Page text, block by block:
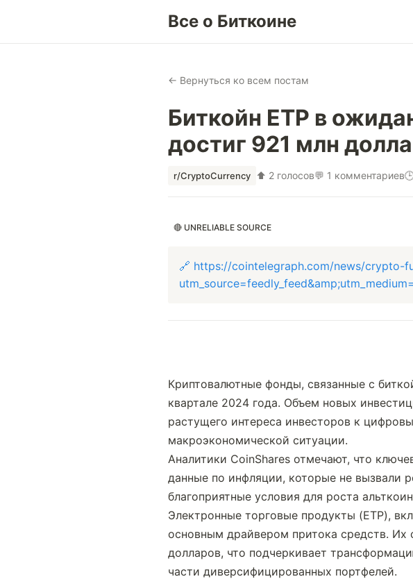
Все о Биткоине
← Вернуться ко всем постам
Биткойн ETP в
достиг 921 млн
r/CryptoCurrency ⬆ 2 голосов💬 1 комментариев
🔴 UNRELIABLE SOURCE
🔗 https://cointelegraph.com/news/crypto-
Криптовалютные фонды, связанные с
квартале 2024 года. Объем новых
растущего интереса инвесторов к
макроэкономической ситуации.
Аналитики CoinShares отмечают, что
данные по инфляции, которые не вызвали
благоприятные условия для роста
Электронные торговые продукты (ETP),
основным драйвером притока средств. Их
долларов, что подчеркивает
части диверсифицированных портфелей.